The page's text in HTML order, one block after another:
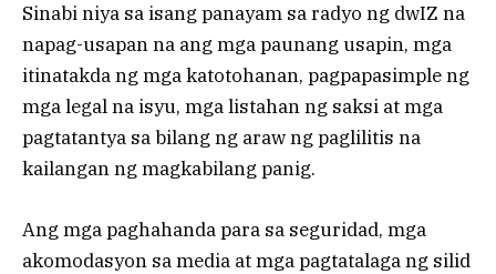
Sinabi niya sa isang panayam sa radyo ng dwIZ na
napag-usapan na ang mga paunang usapin, mga
itinatakda ng mga katotohanan, pagpapasimple ng
mga legal na isyu, mga listahan ng saksi at mga
pagtatantya sa bilang ng araw ng paglilitis na
kailangan ng magkabilang panig.
Ang mga paghahanda para sa seguridad, mga
akomodasyon sa media at mga pagtatalaga ng silid